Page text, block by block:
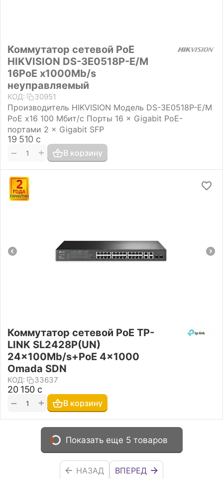
Коммутатор сетевой PoE
HIKVISION DS-3E0518P-E/M
16PoE x1000Mb/s
неуправляемый
КОД: 30951
Производитель HIKVISION Модель DS-3E0518P-E/M
PoE x16 100 Мбит/с Порты 16 × Gigabit PoE-
портами 2 × Gigabit SFP
19 510 с
+
− В корзину
Коммутатор сетевой PoE TP-
LINK SL2428P(UN)
24x100Mb/s+PoE 4x1000
Omada SDN
КОД: 33637
20 150 с
+
− В корзину
Показать еще 5 товаров
НАЗАД ВПЕРЕД